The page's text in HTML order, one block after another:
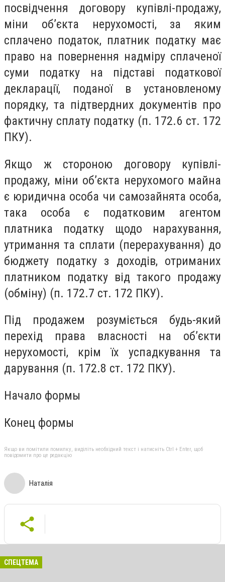
посвідчення договору купівлі-продажу,
міни об’єкта нерухомості, за яким
сплачено податок, платник податку має
право на повернення надміру сплаченої
суми податку на підставі податкової
декларації, поданої в установленому
порядку, та підтвердних документів про
фактичну сплату податку (п. 172.6 ст. 172
ПКУ).
Якщо ж стороною договору купівлі-
продажу, міни об’єкта нерухомого майна
є юридична особа чи самозайнята особа,
така особа є податковим агентом
платника податку щодо нарахування,
утримання та сплати (перерахування) до
бюджету податку з доходів, отриманих
платником податку від такого продажу
(обміну) (п. 172.7 ст. 172 ПКУ).
Під продажем розуміється будь-який
перехід права власності на об’єкти
нерухомості, крім їх успадкування та
дарування (п. 172.8 ст. 172 ПКУ).
Начало формы
Конец формы
Якщо ви помітили помилку, виділіть необхідний текст і натисніть Ctrl + Enter, щоб
повідомити про це редакцію
Наталія
СПЕЦТЕМА